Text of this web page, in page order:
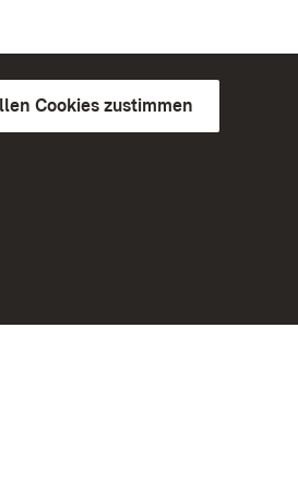
Cookies zustimmen